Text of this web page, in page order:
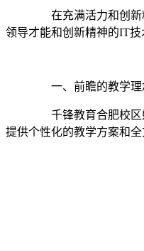
在充满活力和创新精
领导才能和创新精神的IT技
一、前瞻的教学理
千锋教育合肥校区始
提供个性化的教学方案和